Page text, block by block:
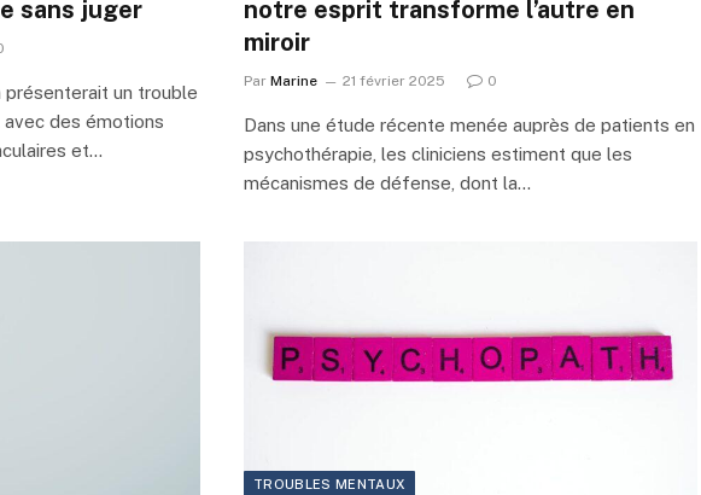
sans juger
présenterait un trouble
des émotions
et…
notre esprit transforme l’autre en
miroir
Par Marine 21 février 2025 0
Dans une étude récente menée auprès de patients en
psychothérapie, les cliniciens estiment que les
mécanismes de défense, dont la…
TROUBLES MENTAUX